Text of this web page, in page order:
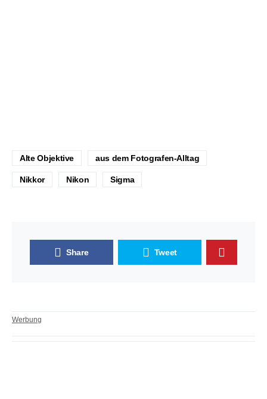
Alte Objektive aus dem Fotografen-Alltag
Nikkor Nikon Sigma
Share Tweet
Werbung